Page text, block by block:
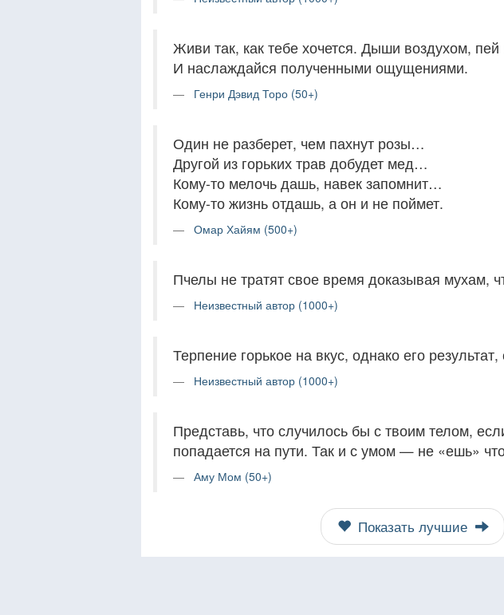
Живи так, как тебе хочется. Дыши воздухом,
И наслаждайся полученными ощущениями.
Генри Дэвид Торо (50+)
Один не разберет, чем пахнут розы…
Другой из горьких трав добудет мед…
Кому-то мелочь дашь, навек запомнит…
Кому-то жизнь отдашь, а он и не поймет.
Омар Хайям (500+)
Пчелы не тратят свое время доказывая мухам,
Неизвестный автор (1000+)
Терпение горькое на вкус, однако его
Неизвестный автор (1000+)
Представь, что случилось бы с твоим телом,
попадается на пути. Так и с умом — не «ешь»
Аму Мом (50+)
Показать лучшие